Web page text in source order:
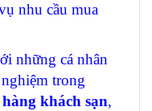
nhu cầu mua
những cá nhân
trong
khách sạn,